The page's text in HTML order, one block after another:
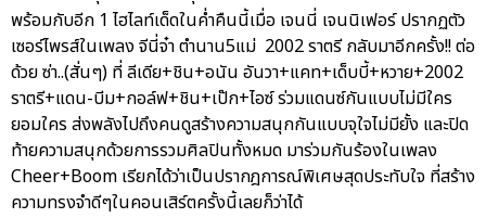
พร้อมกับอีก 1 ไฮไลท์เด็ดในค่ำคืนนี้เมื่อ เจนนี่ เจนนิเฟอร์ ปรากฏตัว
เซอร์ไพรส์ในเพลง จีนี่จ๋า ตำนาน5แม่ 2002 ราตรี กลับมาอีกครั้ง!! ต่อ
ด้วย ซ่า..(สั่นๆ) ที่ ลีเดีย+ชิน+อนัน อันวา+แคท+เด็บบี้+หวาย+2002
ราตรี+แดน-บีม+กอล์ฟ+ชิน+เป๊ก+ไอซ์ ร่วมแดนซ์กันแบบไม่มีใคร
ยอมใคร ส่งพลังไปถึงคนดูสร้างความสนุกกันแบบจุใจไม่มียั้ง และปิด
ท้ายความสนุกด้วยการรวมศิลปินทั้งหมด มาร่วมกันร้องในเพลง
Cheer+Boom เรียกได้ว่าเป็นปรากฎการณ์พิเศษสุดประทับใจ ที่สร้าง
ความทรงจำดีๆในคอนเสิร์ตครั้งนี้เลยก็ว่าได้